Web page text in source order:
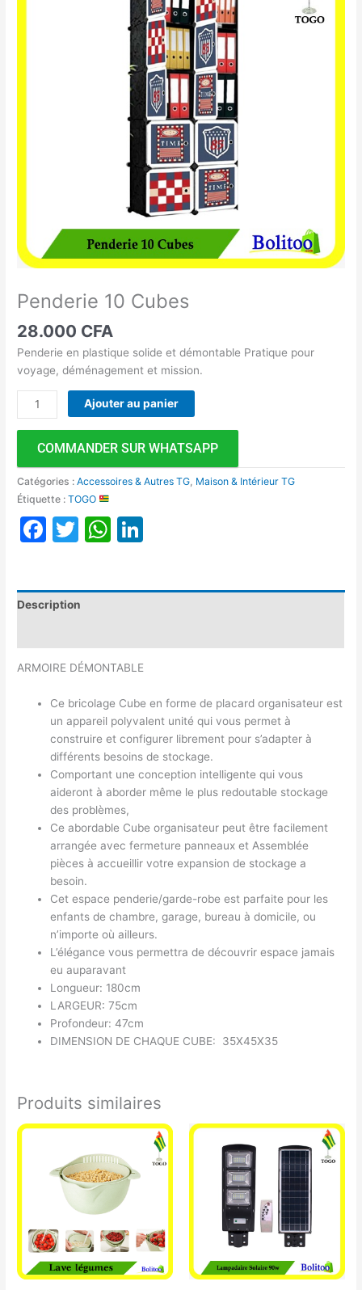
Penderie 10 Cubes
28.000 CFA
Penderie en plastique solide et démontable Pratique pour
voyage, déménagement et mission.
Ajouter au panier
COMMANDER SUR WHATSAPP
Catégories :Accessoires & Autres TG Maison & Intérieur TG
Étiquette :TOGO
Facebook
TwitterWhatsApp
Description
ARMOIRE DÉMONTABLE
Ce bricolage Cube en forme de placard organisateur est
un appareil polyvalent unité qui vous permet à
construire et configurer librement pour s’adapter à
différents besoins de stockage.
Comportant une conception intelligente qui vous
aideront à aborder même le plus redoutable stockage
des problèmes,
Ce abordable Cube organisateur peut être facilement
arrangée avec fermeture panneaux et Assemblée
pièces à accueillir votre expansion de stockage a
besoin.
Cet espace penderie/garde-robe est parfaite pour les
enfants de chambre, garage, bureau à domicile, ou
n’importe où ailleurs.
L’élégance vous permettra de découvrir espace jamais
eu auparavant
Longueur: 180cm
LARGEUR: 75cm
Profondeur: 47cm
DIMENSION DE CHAQUE CUBE: 35X45X35
Produits similaires